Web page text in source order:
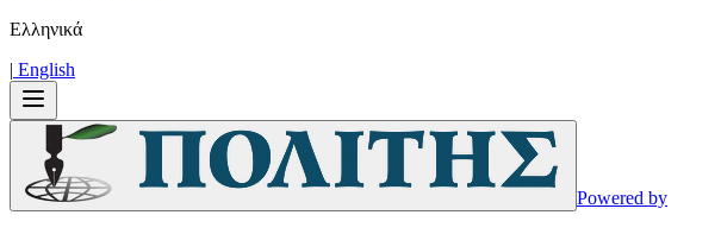
Ελληνικά
| Εnglish
Powered by